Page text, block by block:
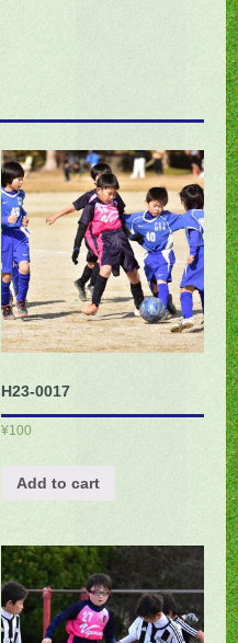
H23-0017
¥100
Add to cart